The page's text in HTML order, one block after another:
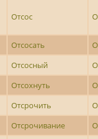
Отсос
Отсосать
Отсосный
Отсохнуть
Отсрочить
Отсрочивание